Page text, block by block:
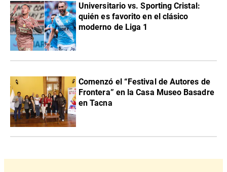
Universitario vs. Sporting Cristal:
quién es favorito en el clásico
moderno de Liga 1
Comenzó el “Festival de Autores de
Frontera” en la Casa Museo Basadre
en Tacna